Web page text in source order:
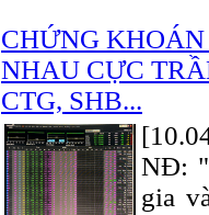
CHỨNG
NHAU CỰC
CTG, SHB...
NĐ:
gia